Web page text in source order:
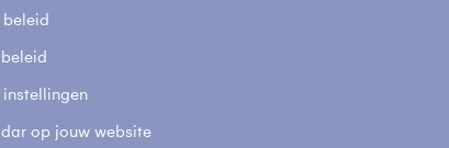
beleid
instellingen
op jouw website